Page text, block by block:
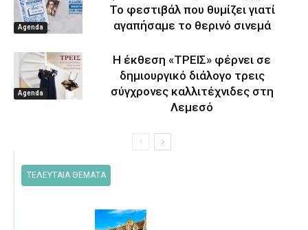
Agenda
Το φεστιβάλ που θυμίζει γιατί
αγαπήσαμε το θερινό σινεμά
Agenda
Η έκθεση «ΤΡΕΙΣ» φέρνει σε
δημιουργικό διάλογο τρεις
σύγχρονες καλλιτέχνιδες στη
Λεμεσό
ΤΕΛΕΥΤΑΙΑ ΘΕΜΑΤΑ